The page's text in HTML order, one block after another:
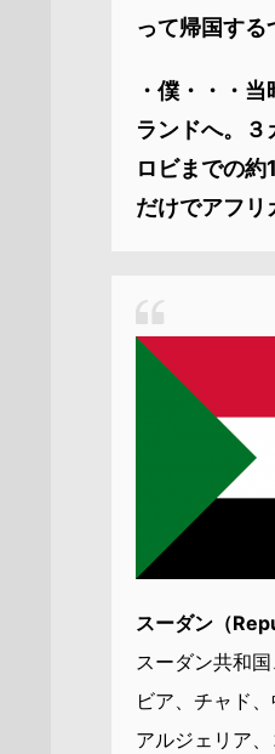
って帰国する
・僕・・・
ランドへ。
ロビまでの
だけでアフリ
スーダン（
スーダン共和
ビア、チャド
アルジェリア